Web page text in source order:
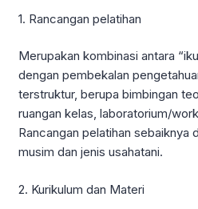
1. Rancangan pelatihan
Merupakan kombinasi antara
dengan pembekalan
terstruktur, berupa bimbingan
ruangan kelas, laboratorium/
Rancangan pelatihan sebaiknya
musim dan jenis usahatani.
2. Kurikulum dan Materi